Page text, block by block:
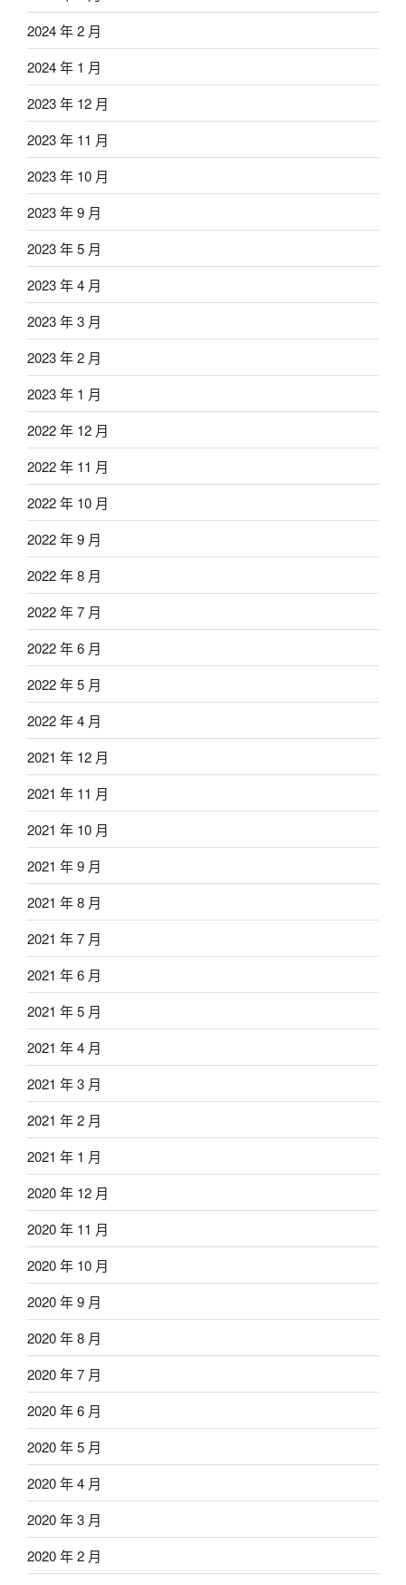
2024 年 2 月
2024 年 1 月
2023 年 12 月
2023 年 11 月
2023 年 10 月
2023 年 9 月
2023 年 5 月
2023 年 4 月
2023 年 3 月
2023 年 2 月
2023 年 1 月
2022 年 12 月
2022 年 11 月
2022 年 10 月
2022 年 9 月
2022 年 8 月
2022 年 7 月
2022 年 6 月
2022 年 5 月
2022 年 4 月
2021 年 12 月
2021 年 11 月
2021 年 10 月
2021 年 9 月
2021 年 8 月
2021 年 7 月
2021 年 6 月
2021 年 5 月
2021 年 4 月
2021 年 3 月
2021 年 2 月
2021 年 1 月
2020 年 12 月
2020 年 11 月
2020 年 10 月
2020 年 9 月
2020 年 8 月
2020 年 7 月
2020 年 6 月
2020 年 5 月
2020 年 4 月
2020 年 3 月
2020 年 2 月